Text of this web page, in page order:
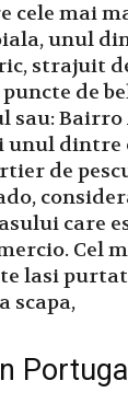
cele mai
unul
strajuit
de
sau:
unul dintre
de
care
Cel
lasi
scapa,